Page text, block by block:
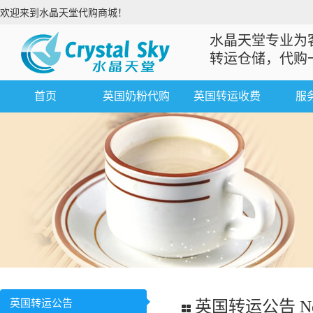
欢迎来到水晶天堂代购商城！
水晶天堂专业为
转运仓储，代购
首页 英国奶粉代购 英国转运收费 服
英国转运公告 英国转运公告